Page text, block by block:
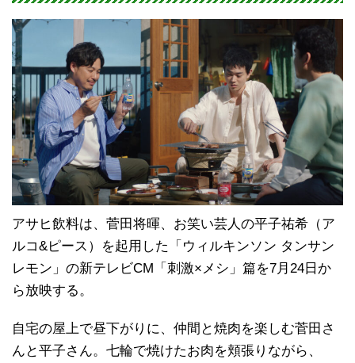
e
o
o
k
アサヒ飲料は、菅田将暉、お笑い芸人の平子祐希（ア
ルコ&ピース）を起用した「ウィルキンソン タンサン
レモン」の新テレビCM「刺激×メシ」篇を7月24日か
ら放映する。
自宅の屋上で昼下がりに、仲間と焼肉を楽しむ菅田さ
んと平子さん。七輪で焼けたお肉を頬張りながら、